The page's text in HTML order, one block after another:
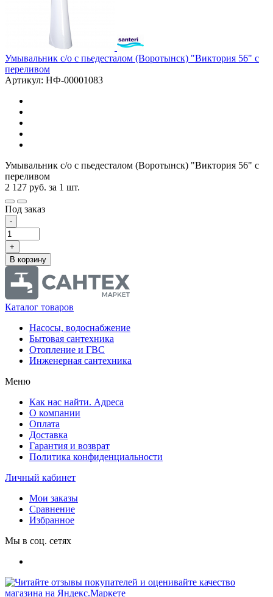
Умывальник с/о с пьедесталом (Воротынск) "Виктория 56" с
переливом
Артикул: НФ-00001083
Умывальник с/о с пьедесталом (Воротынск) "Виктория 56" с
переливом
2 127 руб. за 1 шт.
Под заказ
-
+
В корзину
Каталог товаров
Насосы, водоснабжение
Бытовая сантехника
Отопление и ГВС
Инженерная сантехника
Меню
Как нас найти. Адреса
О компании
Оплата
Доставка
Гарантия и возврат
Политика конфиденциальности
Личный кабинет
Мои заказы
Сравнение
Избранное
Мы в соц. сетях